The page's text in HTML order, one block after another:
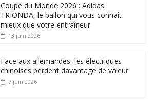
Coupe du Monde 2026 : Adidas
TRIONDA, le ballon qui vous connaît
mieux que votre entraîneur
13 juin 2026
Face aux allemandes, les électriques
chinoises perdent davantage de valeur
7 juin 2026